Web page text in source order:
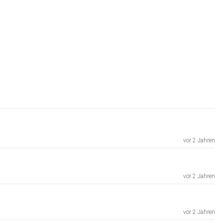
vor 2 Jahren
vor 2 Jahren
vor 2 Jahren